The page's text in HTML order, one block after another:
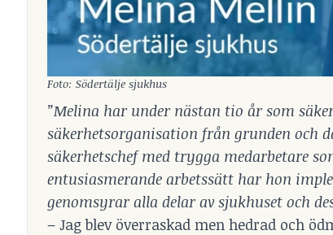
Foto: Södertälje sjukhus
”Melina har under nästan tio år som
säkerhetsorganisation från grunden och
säkerhetschef med trygga medarbetare
entusiasmerande arbetssätt har hon
genomsyrar alla delar av sjukhuset och
– Jag blev överraskad men hedrad och